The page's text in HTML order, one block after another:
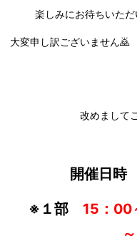
楽しみにお待ちいた
大変申し訳ございません
改めまして
開催日
※１部 15：00
～